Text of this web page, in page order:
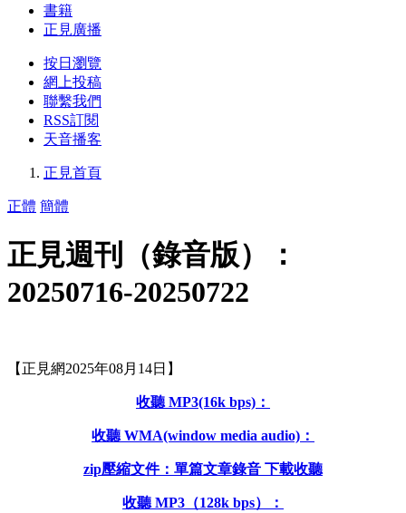
書籍
正見廣播
按日瀏覽
網上投稿
聯繫我們
RSS訂閱
天音播客
正見首頁
正體 簡體
正見週刊（錄音版）：
20250716-20250722
【正見網2025年08月14日】
收聽 MP3(16k bps)：
收聽 WMA(window media audio)：
zip壓縮文件：單篇文章錄音 下載收聽
收聽 MP3（128k bps）：